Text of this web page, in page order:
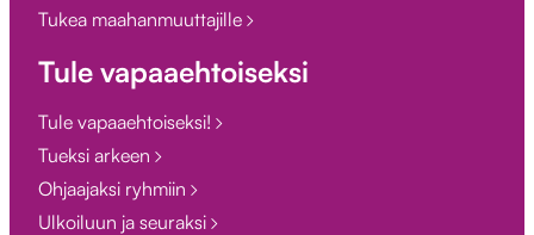
Tukea maahanmuuttajille
Tule vapaaehtoiseksi
Tule vapaaehtoiseksi!
Tueksi arkeen
Ohjaajaksi ryhmiin
Ulkoiluun ja seuraksi